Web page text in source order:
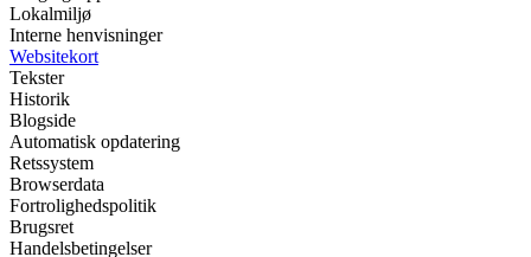
Lokalmiljø
Interne henvisninger
Websitekort
Tekster
Historik
Blogside
Automatisk opdatering
Retssystem
Browserdata
Fortrolighedspolitik
Brugsret
Handelsbetingelser